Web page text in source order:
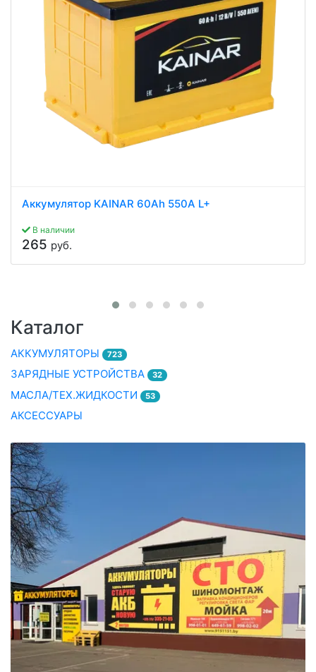
Аккумулятор KAINAR 60Ah 550A L+
В наличии
265 руб.
Каталог
АККУМУЛЯТОРЫ 723
ЗАРЯДНЫЕ УСТРОЙСТВА 32
МАСЛА/ТЕХ.ЖИДКОСТИ 53
АКСЕССУАРЫ